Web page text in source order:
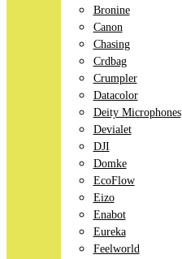
Bronine
Canon
Chasing
Crdbag
Crumpler
Datacolor
Deity Microphones
Devialet
DJI
Domke
EcoFlow
Eizo
Enabot
Eureka
Feelworld